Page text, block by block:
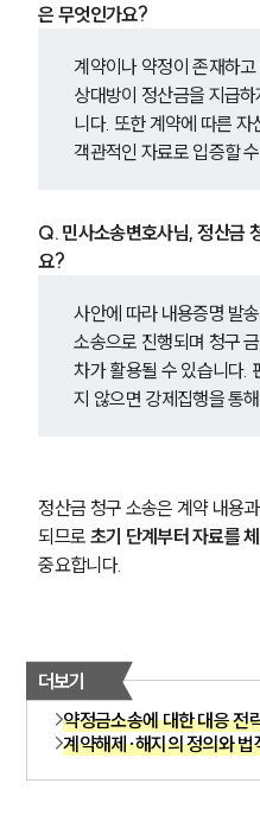
은 무엇인가요?
계약이나 약정이 존재하
상대방이 정산금을 지급
니다. 또한 계약에 따른
객관적인 자료로 입증할
Q. 민사소송변호사님, 정산금
요?
사안에 따라 내용증명 발
소송으로 진행되며 청구
차가 활용될 수 있습니다.
지 않으면 강제집행을 통
정산금 청구 소송은 계약 내용
되므로 초기 단계부터 자료를
중요합니다.
더보기
약정금소송에 대한 대응 전
계약해제·해지의 정의와 법